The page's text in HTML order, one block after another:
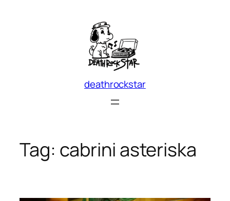
deathrockstar
Tag: cabrini asteriska